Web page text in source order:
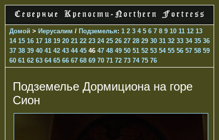
Домой > Иерусалим / Подземелья: 1 2 3 4 5 6 7 8 9 10 11 12 13
14 15 16 17 18 19 20 21 22 23 24 25 26 27 28 29 30 31 32 33 34 35 36
37 38 39 40 41 42 43 44 45 46 47 48 49 50 51 52 53 54 55 56 57 58 59
60 61 62 63 64 65 66 67 68 69 70 71 72 73 74 75 76
Подземелье Дормициона на горе
Сион